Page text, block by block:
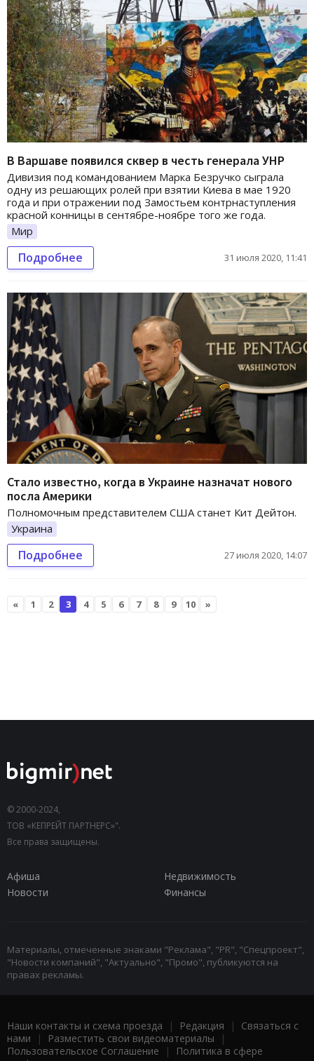
В Варшаве появился сквер в честь генерала УНР
Дивизия под командованием Марка Безручко сыграла
одну из решающих ролей при взятии Киева в мае 1920
года и при отражении под Замостьем контрнаступления
красной конницы в сентябре-ноябре того же года.
Мир
Подробнее 31 июля 2020, 11:41
Стало известно, когда в Украине назначат нового
посла Америки
Полномочным представителем США станет Кит Дейтон.
Украина
Подробнее 27 июля 2020, 14:07
« 1 2 3 4 5 6 7 8 9 10 »
© 2000-2024,
ТОВ «КЕПРЕЙТ ПАРТНЕРС»".
Все права защищены.
Афиша
Недвижимость
Новости
Финансы
Материалы, отмеченные знаками "Реклама", "PR", "Спецпроект",
"Новости компаний", "Актуально", "Промо", публикуются на
правах рекламы.
Наши контакты и схема проезда | Редакция | Связаться с
нами | Разместить свои видеоматериалы |
Пользовательское Соглашение |
Политика в сфере